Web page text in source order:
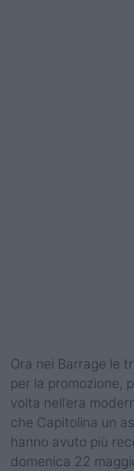
Ora nei Barrage le
per la promozione,
volta nell’era
che Capitolina un
hanno avuto più
domenica 22